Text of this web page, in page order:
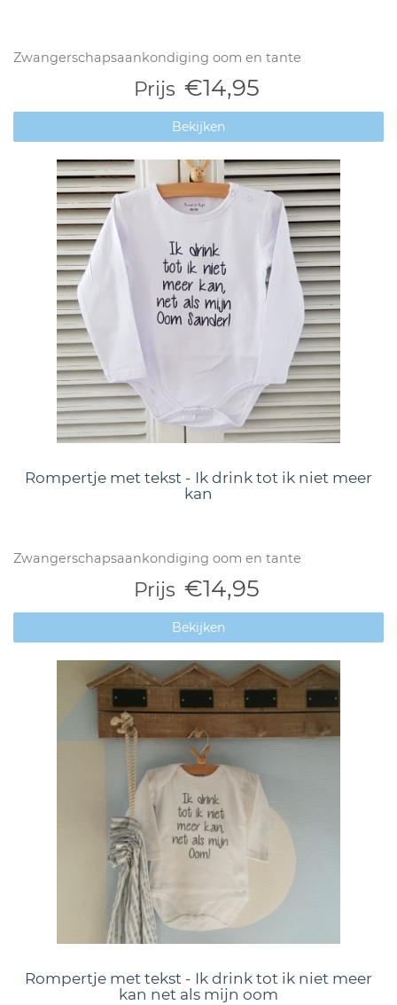
Zwangerschapsaankondiging oom en tante
Prijs €14,95
Bekijken
Rompertje met tekst - Ik drink tot ik niet meer
kan
Zwangerschapsaankondiging oom en tante
Prijs €14,95
Bekijken
Rompertje met tekst - Ik drink tot ik niet meer
kan net als mijn oom